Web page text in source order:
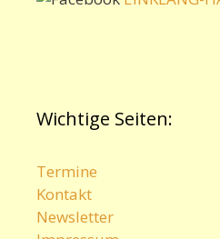
Wichtige Seiten:
Termine
Kontakt
Newsletter